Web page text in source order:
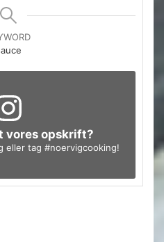
vores opskrift?
eller tag #noervigcooking!